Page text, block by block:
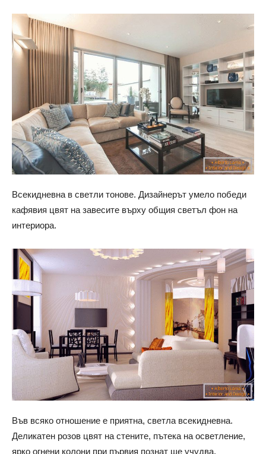
Всекидневна в светли тонове. Дизайнерът умело победи
кафявия цвят на завесите върху общия светъл фон на
интериора.
Във всяко отношение е приятна, светла всекидневна.
Деликатен розов цвят на стените, пътека на осветление,
ярко огнени колони при първия познат ще учудва.